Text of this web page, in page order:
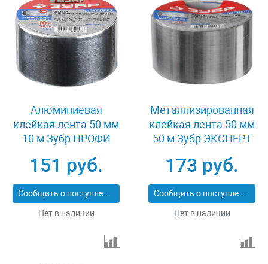
Алюминиевая
клейкая лента 50 мм
10 м Зубр ПРОФИ
151 руб.
Сообщить о поступлении
Нет в наличии
Металлизированная
клейкая лента 50 мм
50 м Зубр ЭКСПЕРТ
173 руб.
Сообщить о поступлении
Нет в наличии